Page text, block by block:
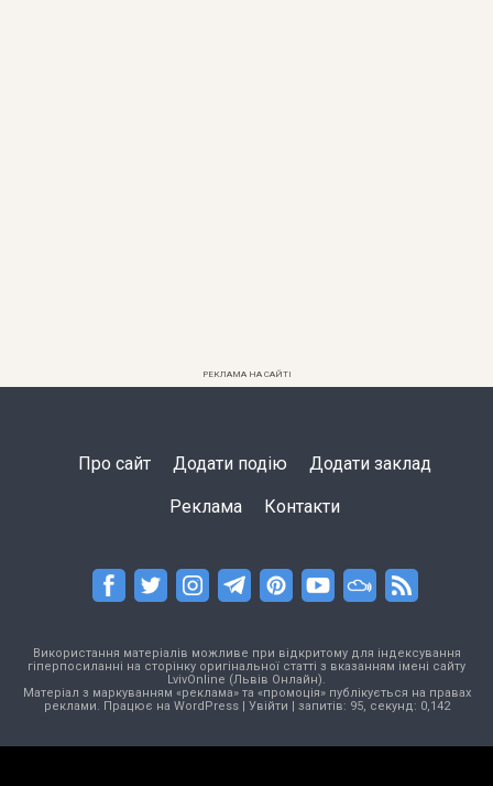
РЕКЛАМА НА САЙТІ
Про сайт Додати подію Додати заклад
Реклама Контакти
Використання матеріалів можливе при відкритому для індексування
гіперпосиланні на сторінку оригінальної статті з вказанням імені сайту
LvivOnline (Львів Онлайн).
Матеріал з маркуванням «реклама» та «промоція» публікується на правах
реклами. Працює на WordPress| Увійти | запитів: 95, секунд: 0,142